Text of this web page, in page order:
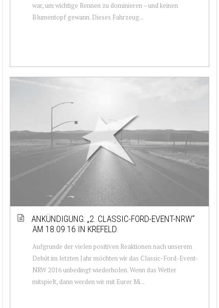
war, um wichtige Rennen zu dominieren – und keinen
Blumentopf gewann. Dieses Fahrzeug...
ANKÜNDIGUNG: „2. CLASSIC-FORD-EVENT-NRW“
AM 18.09.16 IN KREFELD.
Aufgrunde der vielen positiven Reaktionen nach unserem
Debüt im letzten Jahr möchten wir das Classic-Ford-Event-
NRW 2016 unbedingt wiederholen. Wenn das Wetter
mitspielt, dann werden wir mit Eurer Mi...